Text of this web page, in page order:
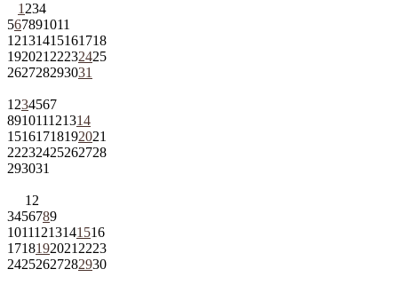
1 234
567891011
12131415161718
192021 22232425
262728293031
1 234567
891011121314
15161718192021
22232425262728
293031
1 2
3456789
10111213141516
1718192021 2223
24252627282930